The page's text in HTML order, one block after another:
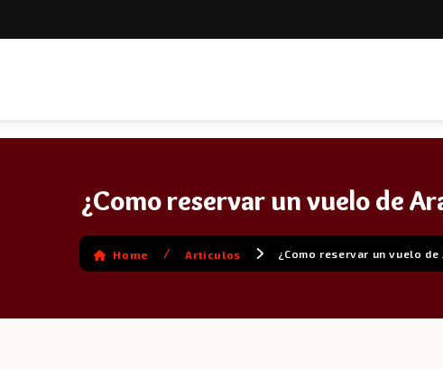
¿Como reservar un vuelo de
Home / Articulos ¿Como reservar un vuelo de